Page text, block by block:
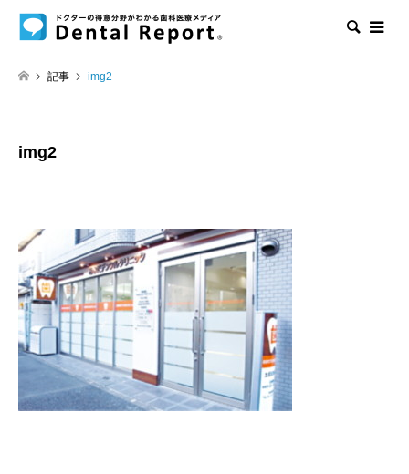
検索
記事 img2
img2